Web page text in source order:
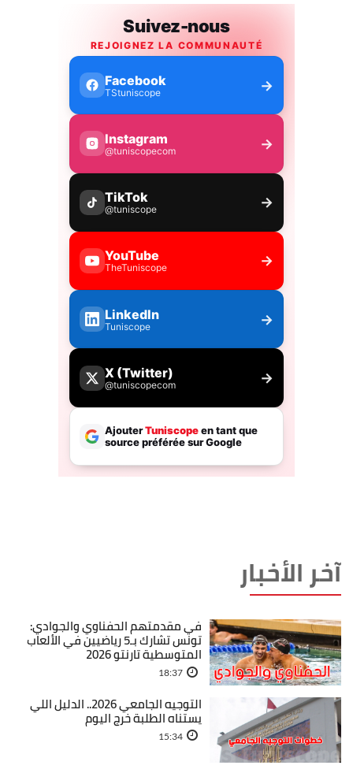
آخر الأخبار
في مقدمتهم الحفناوي والجوادي:
تونس تشارك بـ5 رياضيين في الألعاب
المتوسطية تارنتو 2026
18:37
التوجيه الجامعي 2026.. الدليل اللي
يستناه الطلبة خرج اليوم
15:34